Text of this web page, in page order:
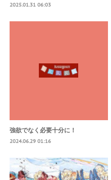
2025.01.31 06:03
強欲でなく必要十分に！
2024.06.29 01:16